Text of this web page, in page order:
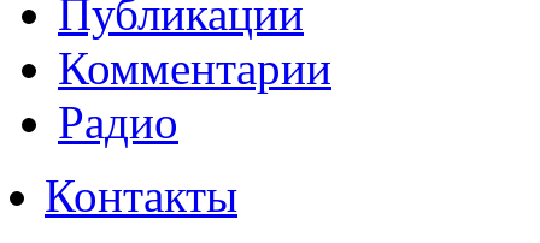
Публикации
Комментарии
Радио
Контакты